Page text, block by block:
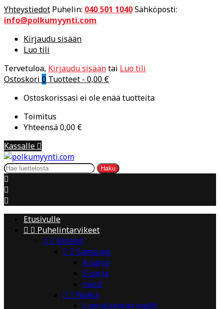
Yhteystiedot Puhelin: 040 501 1040Sähköposti:
info@polkumyynti.com
Kirjaudu sisään
Luo tili
Tervetuloa, Kirjaudu sisääntai Luo tili
Ostoskori 0 Tuotteet - 0,00 €
Ostoskorissasi ei ole enää tuotteita
Toimitus
Yhteensä0,00 €
Kassalle 
Haku



Etusivulle
  Puhelintarvikeet
  Kotelot
  Samsung
A-sarja
S-sarja
muut
  Nokia
Lumia/vanhat mallit